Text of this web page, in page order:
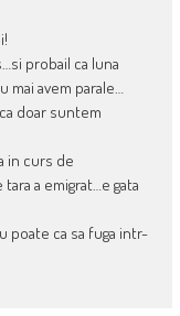
probail ca luna
mai avem parale…
doar suntem
in curs de
a emigrat…e gata
poate ca sa fuga intr-